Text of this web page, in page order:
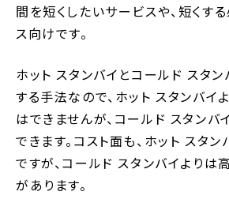
間を短くしたいサービスや、短くす
ス向けです。
ホット スタンバイとコールド スタ
する手法なので、ホット スタンバイ
はできませんが、コールド スタンバ
できます。コスト面も、ホット スタ
ですが、コールド スタンバイよりは
があります。